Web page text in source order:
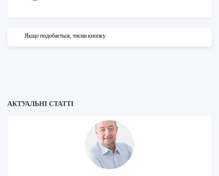
АКТУАЛЬНІ СТАТТІ
Якщо подобається, тисни кнопку